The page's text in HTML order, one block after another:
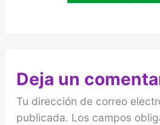
Deja un
Tu dirección de correo
publicada. Los campos